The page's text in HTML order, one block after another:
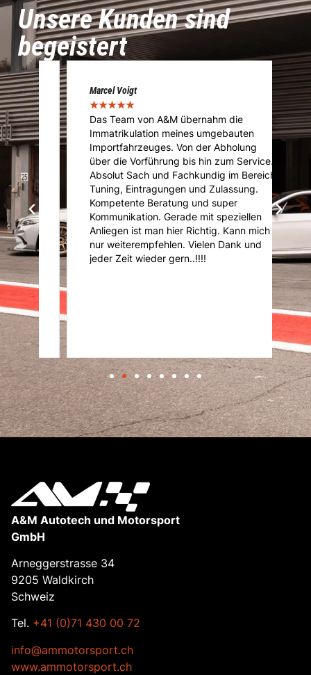
Unsere Kunden sind
begeistert
Marcel Voigt
★
★★
Das Team von A&M übernahm die
Immatrikulation meines umgebauten
Importfahrzeuges. Von der Abholung
über die Vorführung bis hin zum Service.
Absolut Sach und Fachkundig im Bereich
Tuning, Eintragungen und Zulassung.
Kompetente Beratung und super
Kommunikation. Gerade mit speziellen
Anliegen ist man hier Richtig. Kann mich
nur weiterempfehlen. Vielen Dank und
jeder Zeit wieder gern..!!!!
★
A&M Autotech und Motorsport
GmbH
Arneggerstrasse 34
9205 Waldkirch
Schweiz
Tel. +41 (0)71 430 00 72
info@ammotorsport.ch
www.ammotorsport.ch